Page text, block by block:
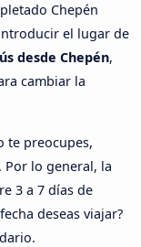
Chepén
el lugar de
desde Chepén,
cambiar la
te preocupes,
Por lo general, la
3 a 7 días de
deseas viajar?